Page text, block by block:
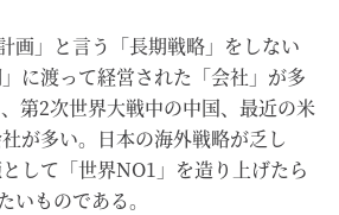
画」と言う「長期戦略」をしない
に渡って経営された「会社」が多
第2次世界大戦中の中国、最近の米
が多い。日本の海外戦略が乏し
して「世界NO1」を造り上げたら
いものである。